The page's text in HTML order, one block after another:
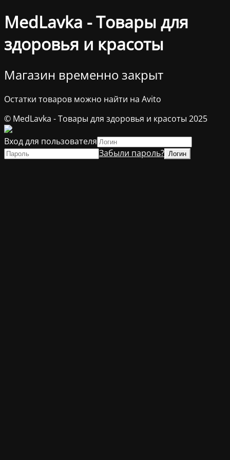
MedLavka - Товары для
здоровья и красоты
Магазин временно закрыт
Остатки товаров можно найти на Avito
© MedLavka - Товары для здоровья и красоты 2025
Вход для пользователя
Забыли пароль?